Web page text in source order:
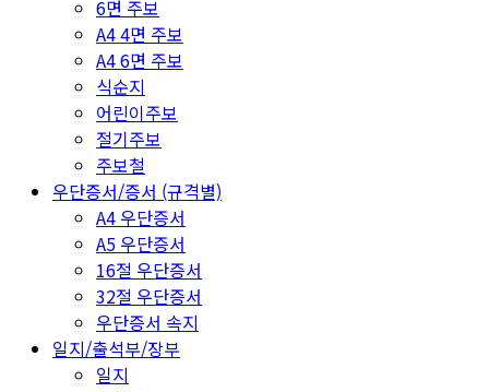
6면 주보
A4 4면 주보
A4 6면 주보
식순지
어린이주보
절기주보
주보철
우단증서/증서 (규격별)
A4 우단증서
A5 우단증서
16절 우단증서
32절 우단증서
우단증서 속지
일지/출석부/장부
일지